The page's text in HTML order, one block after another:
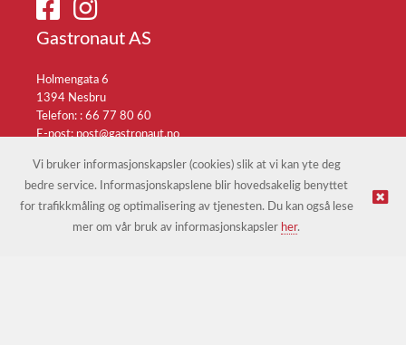
Gastronaut AS
Holmengata 6
1394 Nesbru
Telefon: : 66 77 80 60
E-post:post@gastronaut.no
© Gastronaut AS | Nettbutikk levert av Kréatif
Vi bruker informasjonskapsler (cookies) slik at vi kan yte deg
bedre service. Informasjonskapslene blir hovedsakelig benyttet
for trafikkmåling og optimalisering av tjenesten. Du kan også lese
mer om vår bruk av informasjonskapsler her.